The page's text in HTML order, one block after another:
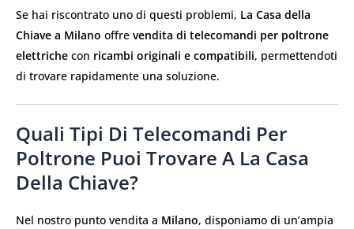
Se hai riscontrato uno di questi problemi, La Casa della
Chiave a Milano offre vendita di telecomandi per poltrone
elettriche con ricambi originali e compatibili, permettendoti
di trovare rapidamente una soluzione.
Quali Tipi Di Telecomandi Per
Poltrone Puoi Trovare A La Casa
Della Chiave?
Nel nostro punto vendita a Milano, disponiamo di un’ampia